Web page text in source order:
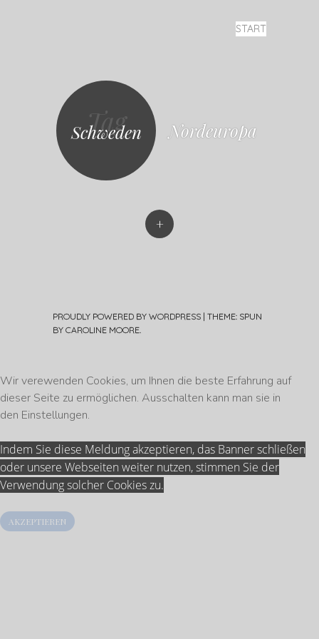
SKIP TO CONTENTSTART
Tag
Schweden Nordeuropa
+
PROUDLY POWERED BY WORDPRESS | THEME: SPUN
BY CAROLINE MOORE.
Wir verewenden Cookies, um Ihnen die beste Erfahrung auf
dieser Seite zu ermöglichen. Ausschalten kann man sie in
den Einstellungen.
Indem Sie diese Meldung akzeptieren, das Banner schließen
oder unsere Webseiten weiter nutzen, stimmen Sie der
Verwendung solcher Cookies zu.
AKZEPTIEREN